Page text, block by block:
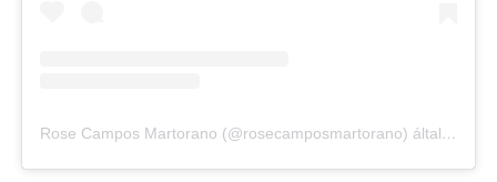
Rose Campos Martorano (@rosecamposmartorano) által megosztott bejegyzés